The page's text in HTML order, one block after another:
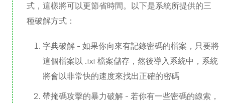
式，這樣將可以更節省時間。以下是系統所提供的三
種破解方式：
字典破解 - 如果你向來有記錄密碼的檔案，只要將
這個檔案以 .txt 檔案儲存，然後導入系統中，系統
將會以非常快的速度來找出正確的密碼
帶掩碼攻擊的暴力破解 - 若你有一些密碼的線索，